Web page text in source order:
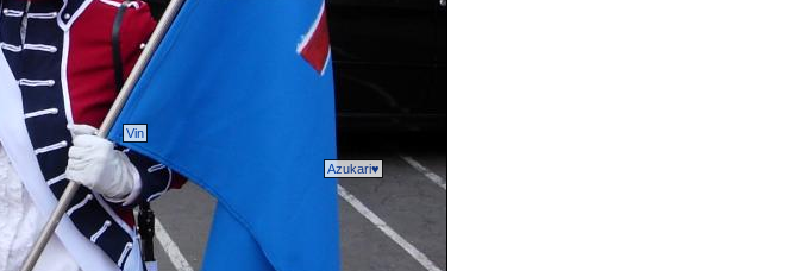
Azukari♥
Vin